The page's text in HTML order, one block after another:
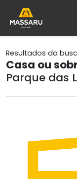
Resultados da
Casa ou
Parque das